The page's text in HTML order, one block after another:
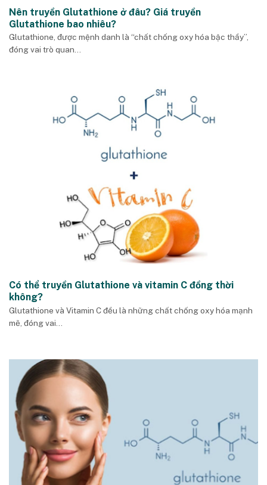
Nên truyền Glutathione ở đâu? Giá truyền
Glutathione bao nhiêu?
​Glutathione, được mệnh danh là “chất chống oxy hóa bậc thầy”,
đóng vai trò quan...
Có thể truyền Glutathione và vitamin C đồng thời
không?
Glutathione và Vitamin C đều là những chất chống oxy hóa mạnh
mẽ, đóng vai...